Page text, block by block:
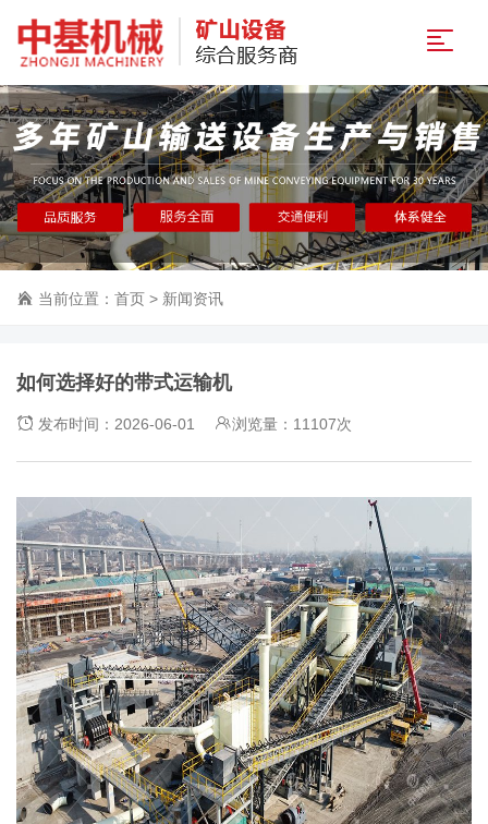
当前位置： 首页 > 新闻资讯
如何选择好的带式运输机
发布时间：2026-06-01 浏览量：11107次